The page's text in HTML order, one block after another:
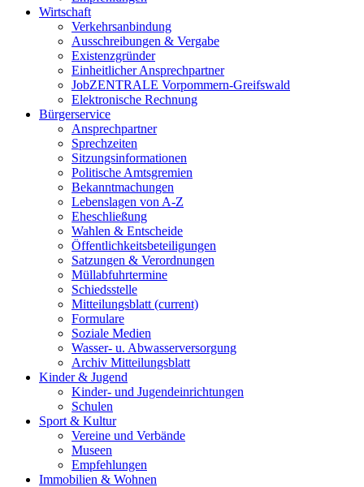
Wirtschaft
Verkehrsanbindung
Ausschreibungen & Vergabe
Existenzgründer
Einheitlicher Ansprechpartner
JobZENTRALE Vorpommern-Greifswald
Elektronische Rechnung
Bürgerservice
Ansprechpartner
Sprechzeiten
Sitzungsinformationen
Politische Amtsgremien
Bekanntmachungen
Lebenslagen von A-Z
Eheschließung
Wahlen & Entscheide
Öffentlichkeitsbeteiligungen
Satzungen & Verordnungen
Müllabfuhrtermine
Schiedsstelle
Mitteilungsblatt (current)
Formulare
Soziale Medien
Wasser- u. Abwasserversorgung
Archiv Mitteilungsblatt
Kinder & Jugend
Kinder- und Jugendeinrichtungen
Schulen
Sport & Kultur
Vereine und Verbände
Museen
Empfehlungen
Immobilien & Wohnen